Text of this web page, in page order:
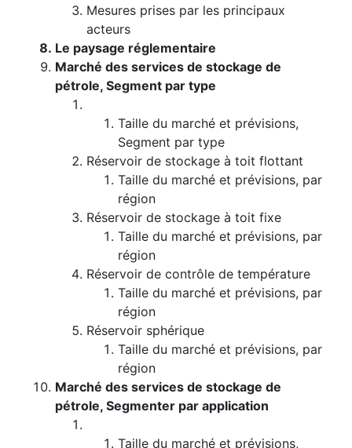
Mesures prises par les principaux
acteurs
Le paysage réglementaire
Marché des services de stockage de
pétrole, Segment par type
Taille du marché et prévisions,
Segment par type
Réservoir de stockage à toit flottant
Taille du marché et prévisions, par
région
Réservoir de stockage à toit fixe
Taille du marché et prévisions, par
région
Réservoir de contrôle de température
Taille du marché et prévisions, par
région
Réservoir sphérique
Taille du marché et prévisions, par
région
Marché des services de stockage de
pétrole, Segmenter par application
Taille du marché et prévisions,